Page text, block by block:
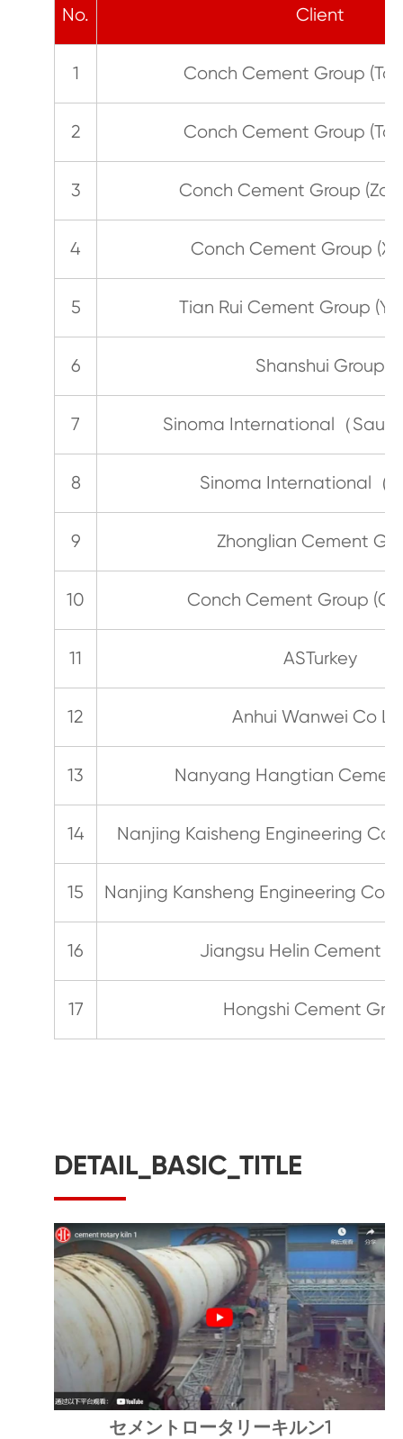
No. Client
1 Conch Cement Group
2 Conch Cement Group
3 Conch Cement Group
4 Conch Cement Group (Xu
5 Tian Rui Cement Group
6 Shanshui Group
7 Sinoma International（
8 Sinoma International（
9 Zhonglian Cement
10 Conch Cement Group
11 ASTurkey
12 Anhui Wanwei Co
13 Nanyang Hangtian
14 Nanjing Kaisheng Engineering
15 Nanjing Kansheng Engineering
16 Jiangsu Helin Cement
17 Hongshi Cement
DETAIL_BASIC_TITLE
セメントロータリーキルン1